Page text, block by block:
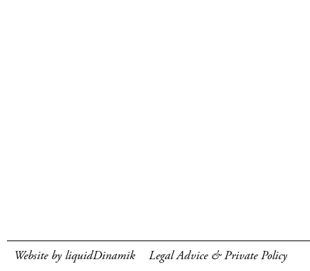
Website by liquidDinamik Legal Advice & Private Policy